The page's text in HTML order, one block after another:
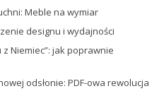
Meble na wymiar
designu i wydajności
Niemiec”: jak poprawnie
odsłonie: PDF-owa rewolucja